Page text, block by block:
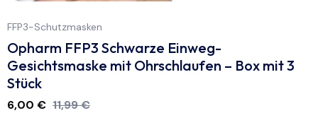
FFP3-Schutzmasken
Opharm FFP3 Schwarze Einweg-
Gesichtsmaske mit Ohrschlaufen – Box mit 3
Stück
6,00 € 11,99€